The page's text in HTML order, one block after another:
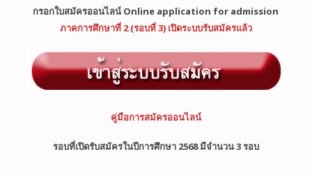
กรอกใบสมัครออนไลน์ Online application for admission
ภาคการศึกษาที่ 2 (รอบที่ 3) เปิดระบบรับสมัครแล้ว
คู่มือการสมัครออนไลน์
รอบที่เปิดรับสมัครในปีการศึกษา 2568 มีจำนวน 3 รอบ